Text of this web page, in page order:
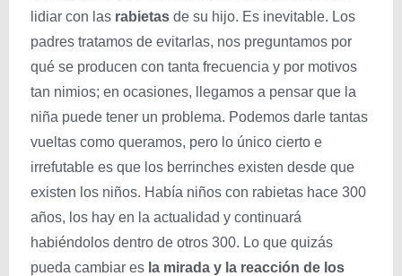
lidiar con las rabietas de su hijo. Es inevitable. Los
padres tratamos de evitarlas, nos preguntamos por
qué se producen con tanta frecuencia y por motivos
tan nimios; en ocasiones, llegamos a pensar que la
niña puede tener un problema. Podemos darle tantas
vueltas como queramos, pero lo único cierto e
irrefutable es que los berrinches existen desde que
existen los niños. Había niños con rabietas hace 300
años, los hay en la actualidad y continuará
habiéndolos dentro de otros 300. Lo que quizás
pueda cambiar es la mirada y la reacción de los